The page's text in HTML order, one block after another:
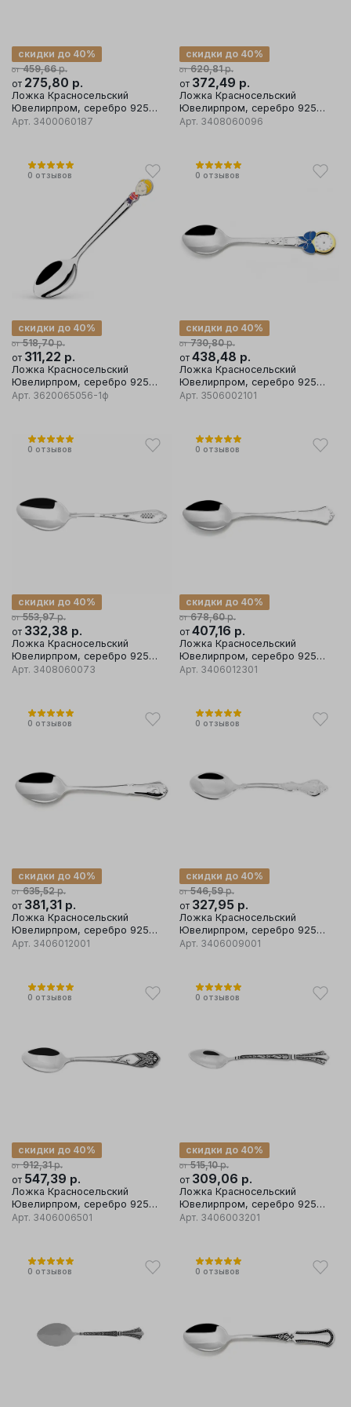
от 459,66р.
скидки до 40%
от 275,80 р.
Ложка Красносельский
Ювелирпром, серебро 925
проба
Арт. 3400060187
от 620,81р.
скидки до 40%
от 372,49 р.
Ложка Красносельский
Ювелирпром, серебро 925
проба
Арт. 3408060096
0 отзывов
от 518,70р.
скидки до 40%
от 311,22 р.
Ложка Красносельский
Ювелирпром, серебро 925
проба, вставка эмаль
Арт. 3620065056-1ф
0 отзывов
от 730,80р.
скидки до 40%
от 438,48 р.
Ложка Красносельский
Ювелирпром, серебро 925
проба, вставка эмаль
Арт. 3506002101
0 отзывов
от 553,97р.
скидки до 40%
от 332,38 р.
Ложка Красносельский
Ювелирпром, серебро 925
проба
Арт. 3408060073
0 отзывов
от 678,60р.
скидки до 40%
от 407,16 р.
Ложка Красносельский
Ювелирпром, серебро 925
проба
Арт. 3406012301
0 отзывов
от 635,52р.
скидки до 40%
от 381,31 р.
Ложка Красносельский
Ювелирпром, серебро 925
проба
Арт. 3406012001
0 отзывов
от 546,59р.
скидки до 40%
от 327,95 р.
Ложка Красносельский
Ювелирпром, серебро 925
проба
Арт. 3406009001
0 отзывов
от 912,31р.
скидки до 40%
от 547,39 р.
Ложка Красносельский
Ювелирпром, серебро 925
проба, вставка эмаль
Арт. 3406006501
0 отзывов
от 515,10р.
скидки до 40%
от 309,06 р.
Ложка Красносельский
Ювелирпром, серебро 925
проба, вставка эмаль
Арт. 3406003201
0 отзывов 0 отзывов